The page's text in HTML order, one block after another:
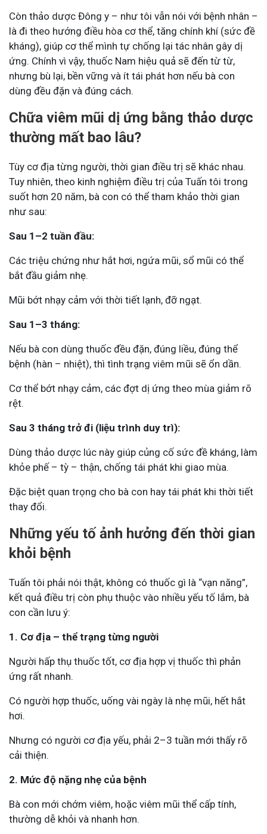
Còn thảo dược Đông y – như tôi vẫn nói với bệnh nhân –
là đi theo hướng điều hòa cơ thể, tăng chính khí (sức đề
kháng), giúp cơ thể mình tự chống lại tác nhân gây dị
ứng. Chính vì vậy, thuốc Nam hiệu quả sẽ đến từ từ,
nhưng bù lại, bền vững và ít tái phát hơn nếu bà con
dùng đều đặn và đúng cách.
Chữa viêm mũi dị ứng bằng thảo dược
thường mất bao lâu?
Tùy cơ địa từng người, thời gian điều trị sẽ khác nhau.
Tuy nhiên, theo kinh nghiệm điều trị của Tuấn tôi trong
suốt hơn 20 năm, bà con có thể tham khảo thời gian
như sau:
Sau 1–2 tuần đầu:
Các triệu chứng như hắt hơi, ngứa mũi, sổ mũi có thể
bắt đầu giảm nhẹ.
Mũi bớt nhạy cảm với thời tiết lạnh, đỡ ngạt.
Sau 1–3 tháng:
Nếu bà con dùng thuốc đều đặn, đúng liều, đúng thể
bệnh (hàn – nhiệt), thì tình trạng viêm mũi sẽ ổn dần.
Cơ thể bớt nhạy cảm, các đợt dị ứng theo mùa giảm rõ
rệt.
Sau 3 tháng trở đi (liệu trình duy trì):
Dùng thảo dược lúc này giúp củng cố sức đề kháng, làm
khỏe phế – tỳ – thận, chống tái phát khi giao mùa.
Đặc biệt quan trọng cho bà con hay tái phát khi thời tiết
thay đổi.
Những yếu tố ảnh hưởng đến thời gian
khỏi bệnh
Tuấn tôi phải nói thật, không có thuốc gì là “vạn năng”,
kết quả điều trị còn phụ thuộc vào nhiều yếu tố lắm, bà
con cần lưu ý:
1. Cơ địa – thể trạng từng người
Người hấp thụ thuốc tốt, cơ địa hợp vị thuốc thì phản
ứng rất nhanh.
Có người hợp thuốc, uống vài ngày là nhẹ mũi, hết hắt
hơi.
Nhưng có người cơ địa yếu, phải 2–3 tuần mới thấy rõ
cải thiện.
2. Mức độ nặng nhẹ của bệnh
Bà con mới chớm viêm, hoặc viêm mũi thể cấp tính,
thường dễ khỏi và nhanh hơn.